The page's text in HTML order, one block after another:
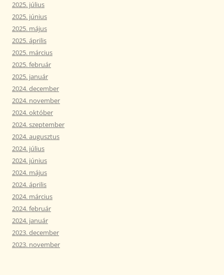
2025. július
2025. június
2025. május
2025. április
2025. március
2025. február
2025. január
2024. december
2024. november
2024. október
2024. szeptember
2024. augusztus
2024. július
2024. június
2024. május
2024. április
2024. március
2024. február
2024. január
2023. december
2023. november